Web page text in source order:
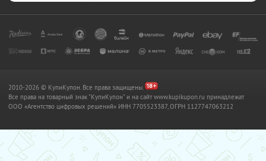
2010-2026 © КупиКупон. Все права защищены.
Все права на товарный знак "КупиКупон" и на сайт www.kupikupon.ru принадлежат
OOO «Агентство цифровых решений» ИНН 7705523387, ОГРН 1127747063212